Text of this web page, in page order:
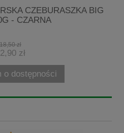
CZEBURASZKA BIG
- CZARNA
18,50 zł
zł
o dostępności